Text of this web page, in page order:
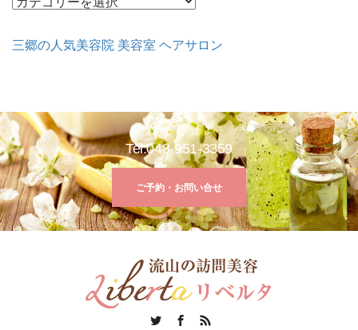
リ
三郷の人気美容院 美容室 ヘアサロン
Tel:048-951-3359
ご予約・お問い合せ
TwitterFacebook